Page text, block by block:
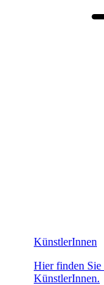
KünstlerInnen
Hier finden Sie
KünstlerInnen.